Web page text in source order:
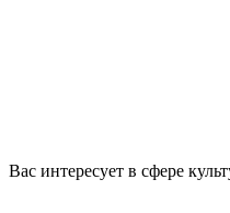
Вас интересует в сфере